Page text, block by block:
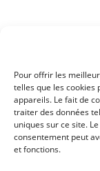
Pour offrir les
telles que les cookies
appareils. Le fait de
traiter des données
uniques sur ce site.
consentement peut
et fonctions.